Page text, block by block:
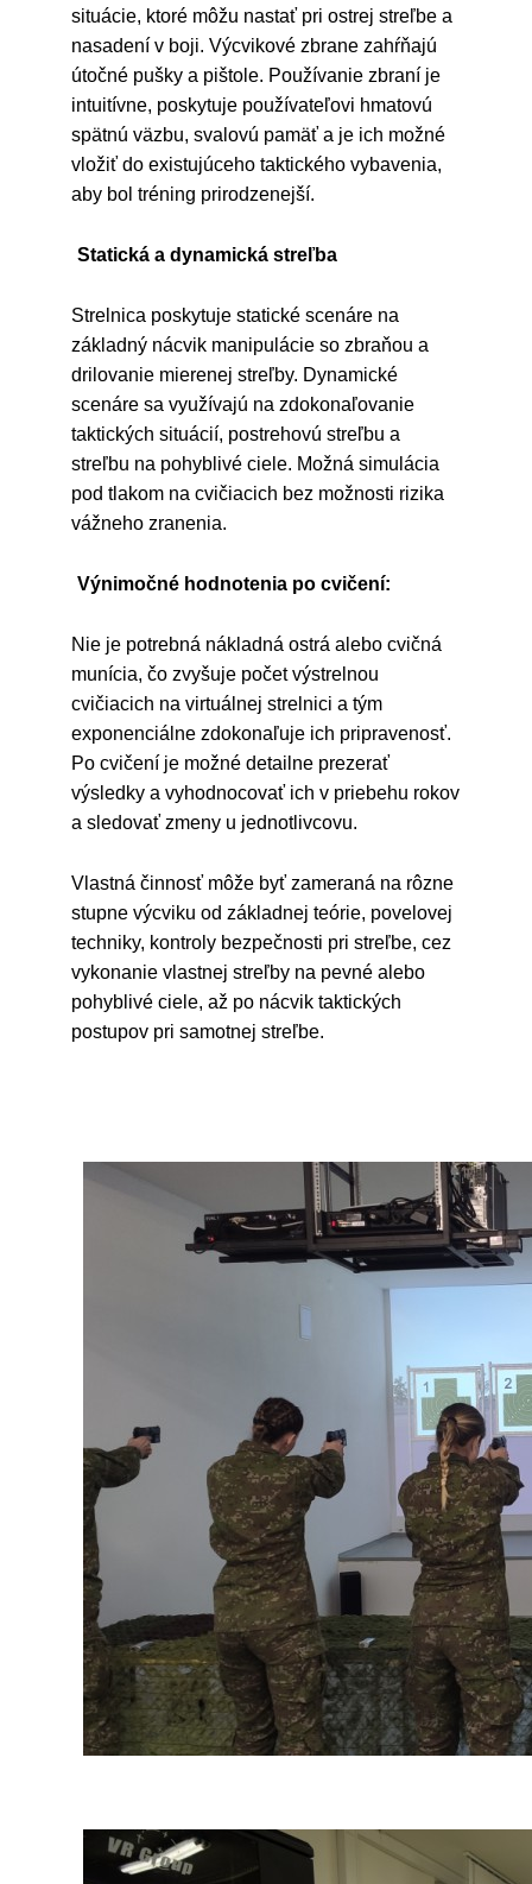
situácie, ktoré môžu nastať pri ostrej streľbe a
nasadení v boji. Výcvikové zbrane zahŕňajú
útočné pušky a pištole. Používanie zbraní je
intuitívne, poskytuje používateľovi hmatovú
spätnú väzbu, svalovú pamäť a je ich možné
vložiť do existujúceho taktického vybavenia,
aby bol tréning prirodzenejší.
Statická a dynamická streľba
Strelnica poskytuje statické scenáre na
základný nácvik manipulácie so zbraňou a
drilovanie mierenej streľby. Dynamické
scenáre sa využívajú na zdokonaľovanie
taktických situácií, postrehovú streľbu a
streľbu na pohyblivé ciele. Možná simulácia
pod tlakom na cvičiacich bez možnosti rizika
vážneho zranenia.
Výnimočné hodnotenia po cvičení:
Nie je potrebná nákladná ostrá alebo cvičná
munícia, čo zvyšuje počet výstrelnou
cvičiacich na virtuálnej strelnici a tým
exponenciálne zdokonaľuje ich pripravenosť.
Po cvičení je možné detailne prezerať
výsledky a vyhodnocovať ich v priebehu rokov
a sledovať zmeny u jednotlivcovu.
Vlastná činnosť môže byť zameraná na rôzne
stupne výcviku od základnej teórie, povelovej
techniky, kontroly bezpečnosti pri streľbe, cez
vykonanie vlastnej streľby na pevné alebo
pohyblivé ciele, až po nácvik taktických
postupov pri samotnej streľbe.